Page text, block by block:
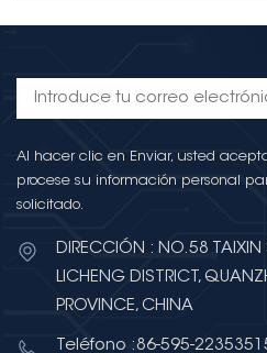
Al hacer clic en Enviar, usted
procese su información personal
solicitado.
DIRECCIÓN : NO.58 TAIXIN
LICHENG DISTRICT,
PROVINCE, CHINA
Teléfono :86-595-